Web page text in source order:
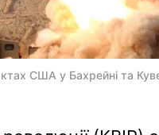
США у Бахрейні та